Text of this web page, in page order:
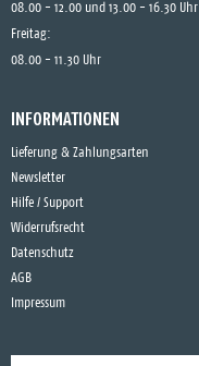
08.00 - 12.00 und 13.00 - 16.30 Uhr
Freitag:
08.00 - 11.30 Uhr
INFORMATIONEN
Lieferung & Zahlungsarten
Newsletter
Hilfe / Support
Widerrufsrecht
Datenschutz
AGB
Impressum